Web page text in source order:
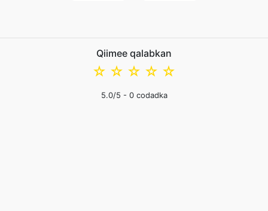
Qiimee qalabkan
☆
☆
☆
☆
☆
5.0/5 - 0codadka